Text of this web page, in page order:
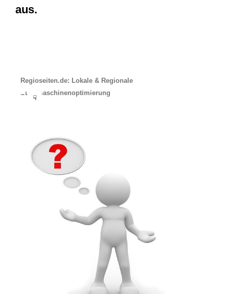
aus.
Regioseiten.de: Lokale & Regionale
Suchmaschinenoptimierung
☟